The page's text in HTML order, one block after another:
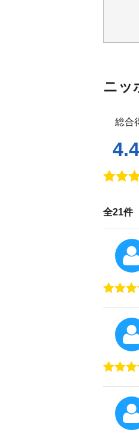
ニッ
総合
4.4
全21件